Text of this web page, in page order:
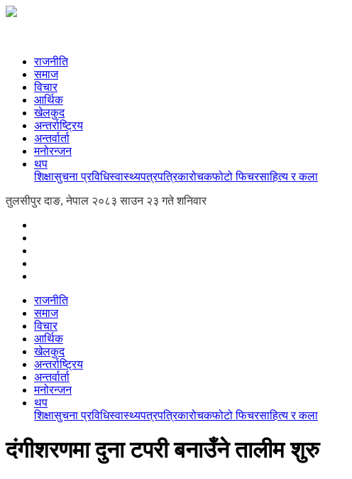
राजनीति
समाज
विचार
आर्थिक
खेलकुद
अन्तर्राष्ट्रिय
अन्तर्वार्ता
मनोरन्जन
थप
शिक्षासुचना प्रविधिस्वास्थ्यपत्रपत्रिकारोचकफोटो फिचरसाहित्य र कला
तुलसीपुर दाङ, नेपाल २०८३ साउन २३ गते शनिवार
राजनीति
समाज
विचार
आर्थिक
खेलकुद
अन्तर्राष्ट्रिय
अन्तर्वार्ता
मनोरन्जन
थप
शिक्षासुचना प्रविधिस्वास्थ्यपत्रपत्रिकारोचकफोटो फिचरसाहित्य र कला
दंगीशरणमा दुना टपरी बनाउँने तालीम शुरु